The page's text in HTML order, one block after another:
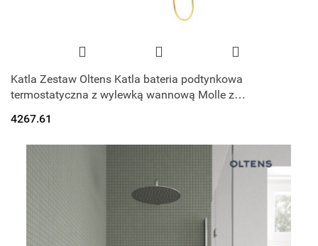
Katla Zestaw Oltens Katla bateria podtynkowa
termostatyczna z wylewką wannową Molle z
4267.61